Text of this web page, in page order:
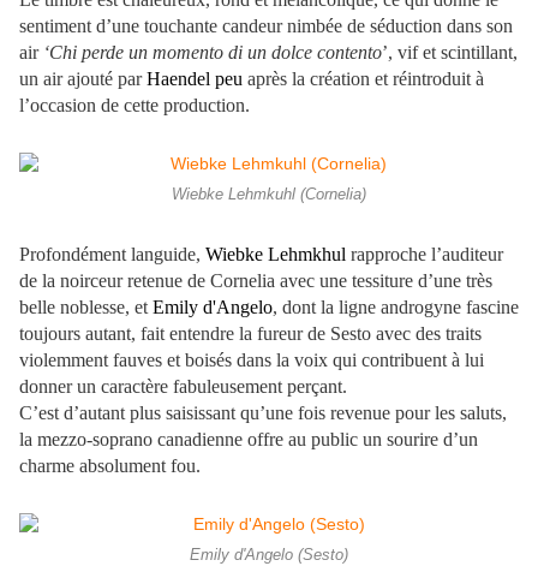
sentiment d’une touchante candeur nimbée de séduction dans son
air ‘Chi perde un momento di un dolce contento’, vif et scintillant,
un air ajouté parHaendel peu après la création et réintroduit à
l’occasion de cette production.
Wiebke Lehmkuhl (Cornelia)
Profondément languide, Wiebke Lehmkhul rapproche l’auditeur
de la noirceur retenue de Cornelia avec une tessiture d’une très
belle noblesse, et Emily d'Angelo, dont la ligne androgyne fascine
toujours autant, fait entendre la fureur de Sesto avec des traits
violemment fauves et boisés dans la voix qui contribuent à lui
donner un caractère fabuleusement perçant.
C’est d’autant plus saisissant qu’une fois revenue pour les saluts,
la mezzo-soprano canadienne offre au public un sourire d’un
charme absolument fou.
Emily d'Angelo (Sesto)